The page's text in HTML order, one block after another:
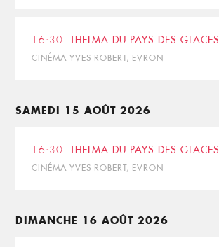
16:30 THELMA DU PAYS DES GLACES
CINÉMA YVES ROBERT, EVRON
SAMEDI 15 AOÛT 2026
16:30 THELMA DU PAYS DES GLACES
CINÉMA YVES ROBERT, EVRON
DIMANCHE 16 AOÛT 2026